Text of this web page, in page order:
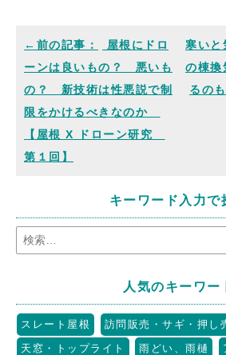
屋根にドロ
ーンは良いもの？ 悪いも
の？ 新技術は性悪説で制
限をかけるべきなのか
【屋根 X ドローン研究
第１回】
寒いと
の棟換
るの
キーワード入力で
人気のキーワー
スレート屋根
訪問販売・サギ・押し
天窓・トップライト
雨どい、雨樋